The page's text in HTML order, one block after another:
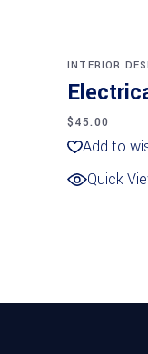
INTERIOR
$45.00
Add to
Quick